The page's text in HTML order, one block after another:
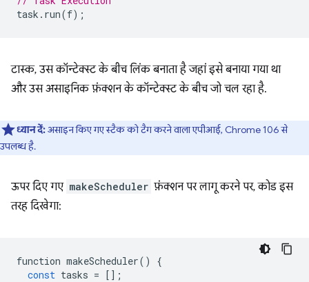
task . run(f);
टास्क, उस कॉन्टेक्स्ट के बीच लिंक बनाता है जहां इसे बनाया गया था
और उस असाइनिक फ़ंक्शन के कॉन्टेक्स्ट के बीच जो चल रहा है.
ध्यान दें:असाइन किए गए स्टैक को टैग करने वाला एपीआई, Chrome 106 से
उपलब्ध है.
ऊपर दिए गए makeScheduler फ़ंक्शन पर लागू करने पर, कोड इस
तरह दिखेगा:
function makeScheduler()
{
const tasks = [];